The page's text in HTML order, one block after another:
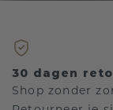
30 dagen
Shop zonder